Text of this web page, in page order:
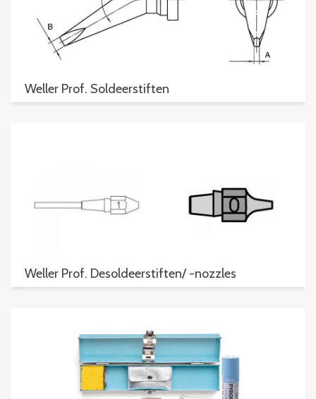
Weller Prof. Soldeerstiften
Weller Prof. Desoldeerstiften/ -nozzles